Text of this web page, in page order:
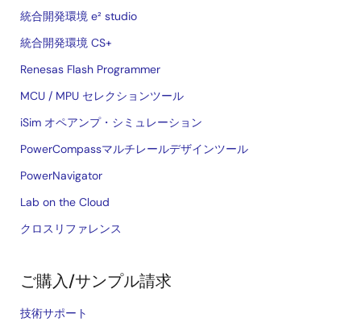
統合開発環境 e² studio
統合開発環境 CS+
Renesas Flash Programmer
MCU / MPU セレクションツール
iSim オペアンプ・シミュレーション
PowerCompassマルチレールデザインツール
PowerNavigator
Lab on the Cloud
クロスリファレンス
ご購入/サンプル請求
技術サポート